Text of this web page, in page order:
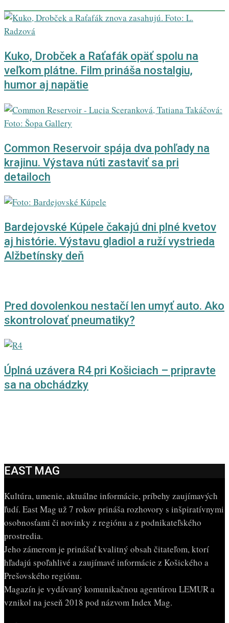
Kuko, Drobček a Raťafák opäť spolu na
veľkom plátne. Film prináša nostalgiu,
humor aj napätie
Common Reservoir spája dva pohľady na
krajinu. Výstava núti zastaviť sa pri
detailoch
Bardejovské Kúpele čakajú dni plné kvetov
aj histórie. Výstavu gladiol a ruží vystrieda
Alžbetínsky deň
Pred dovolenkou nestačí len umyť auto. Ako
skontrolovať pneumatiky?
Úplná uzávera R4 pri Košiciach – pripravte
sa na obchádzky
EAST MAG
Kultúra, umenie, aktuálne informácie, príbehy zaujímavých
ľudí. East Mag už 7 rokov prináša rozhovory s inšpiratívnymi
osobnosťami či novinky z regiónu a z podnikateľského
prostredia.
Jeho zámerom je prinášať kvalitný obsah čitateľom, ktorí
hľadajú spoľahlivé a zaujímavé informácie z Košického a
Prešovského regiónu.
Magazín je vydávaný komunikačnou agentúrou LEMUR a
vznikol na jeseň 2018 pod názvom Index Mag.